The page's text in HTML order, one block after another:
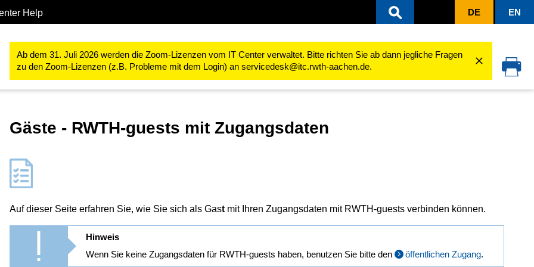
Help DE EN
Ab dem 31. Juli 2026 werden die Zoom-Lizenzen vom IT Center verwaltet. Bitte richten Sie ab dann jegliche Fragen
zu den Zoom-Lizenzen (z.B. Probleme mit dem Login) an servicedesk@itc.rwth-aachen.de.
IT-Basis-Infrastruktur Netzdienste WLAN an der RWTH Aachen RWTH-guests Gastzugang für Gäste mit Gast-Login
Gäste - RWTH-guests mit Zugangsdaten
Auf dieser Seite erfahren Sie, wie Sie sich als Gast mit Ihren Zugangsdaten mit RWTH-guests verbinden können.
Hinweis
Wenn Sie keine Zugangsdaten für RWTH-guests haben, benutzen Sie bitte den
öffentlichen Zugang.